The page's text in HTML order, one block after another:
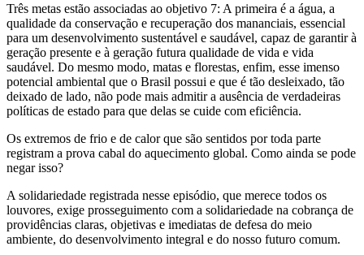
Três metas estão associadas ao objetivo 7: A primeira é a água, a
qualidade da conservação e recuperação dos mananciais, essencial
para um desenvolvimento sustentável e saudável, capaz de garantir à
geração presente e à geração futura qualidade de vida e vida
saudável. Do mesmo modo, matas e florestas, enfim, esse imenso
potencial ambiental que o Brasil possui e que é tão desleixado, tão
deixado de lado, não pode mais admitir a ausência de verdadeiras
políticas de estado para que delas se cuide com eficiência.
Os extremos de frio e de calor que são sentidos por toda parte
registram a prova cabal do aquecimento global. Como ainda se pode
negar isso?
A solidariedade registrada nesse episódio, que merece todos os
louvores, exige prosseguimento com a solidariedade na cobrança de
providências claras, objetivas e imediatas de defesa do meio
ambiente, do desenvolvimento integral e do nosso futuro comum.